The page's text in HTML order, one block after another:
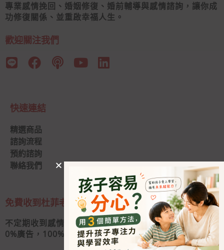
專業感情挽回、婚姻修復、婚前輔導與感情諮詢，讓你成
功修復關係、並重啟幸福人生。
歡迎關注我們
快速連結
精選商品
諮詢流程
預約諮詢
聯絡我們
免費收到杜菲老師的私人信
不定期收到感情秘訣和婚姻經營心法
0%廣告，100%好內容